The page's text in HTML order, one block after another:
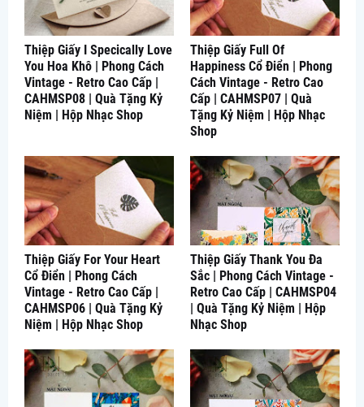
Thiệp Giấy I Specically Love
You Hoa Khô | Phong Cách
Vintage - Retro Cao Cấp |
CAHMSP08 | Quà Tặng Kỷ
Niệm | Hộp Nhạc Shop
Thiệp Giấy Full Of
Happiness Cổ Điển | Phong
Cách Vintage - Retro Cao
Cấp | CAHMSP07 | Quà
Tặng Kỷ Niệm | Hộp Nhạc
Shop
Thiệp Giấy For Your Heart
Cổ Điển | Phong Cách
Vintage - Retro Cao Cấp |
CAHMSP06 | Quà Tặng Kỷ
Niệm | Hộp Nhạc Shop
Thiệp Giấy Thank You Đa
Sắc | Phong Cách Vintage -
Retro Cao Cấp | CAHMSP04
| Quà Tặng Kỷ Niệm | Hộp
Nhạc Shop